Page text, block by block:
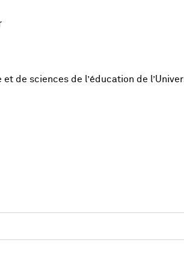
de sciences de l’éducation de